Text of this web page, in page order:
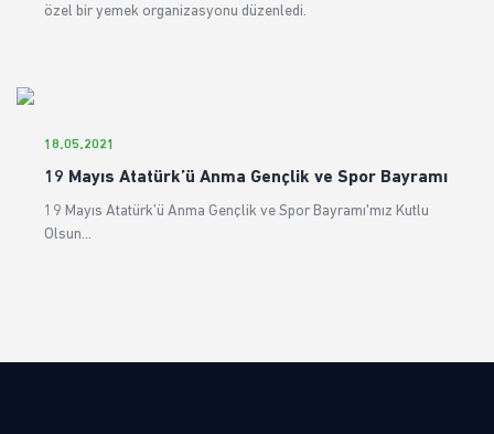
özel bir yemek organizasyonu düzenledi.
18.05.2021
19 Mayıs Atatürk’ü Anma Gençlik ve Spor Bayramı
19 Mayıs Atatürk’ü Anma Gençlik ve Spor Bayramı'mız Kutlu
Olsun…